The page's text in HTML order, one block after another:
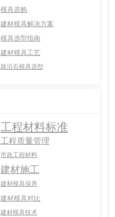
模具选购
建材模具解决方案
模具选型指南
建材模具工艺
路沿石模具选型
工程材料标准
工程质量管理
市政工程材料
建材施工
建材模具保养
建材模具对比
建材模具技术